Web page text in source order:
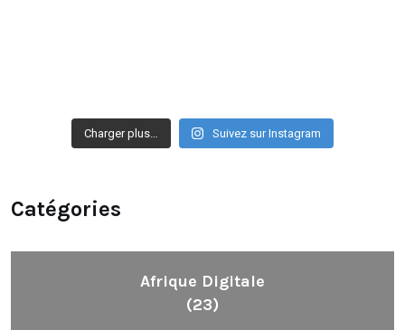
Charger plus… Suivez sur Instagram
Catégories
Afrique Digitale
(23)